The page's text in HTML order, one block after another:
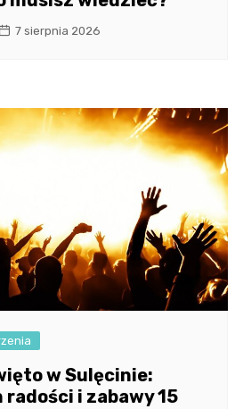
7 sierpnia 2026
w Sulęcinie:
radości i zabawy 15